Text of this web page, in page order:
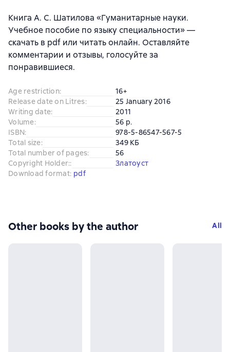
Книга А. С. Шатилова «Гуманитарные науки.
Учебное пособие по языку специальности» —
скачать в pdf или читать онлайн. Оставляйте
комментарии и отзывы, голосуйте за
понравившиеся.
Age restriction:
16+
Release date on Litres:
25 January 2016
Writing date:
2011
Volume:
56 p.
ISBN:
978-5-86547-567-5
Total size:
349 КБ
Total number of pages:
56
Copyright Holder::
Златоуст
Download format: pdf
Other books by the author All